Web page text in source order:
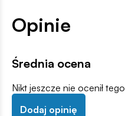
Opinie
Średnia ocena
Nikt jeszcze nie ocenił
Dodaj opinię